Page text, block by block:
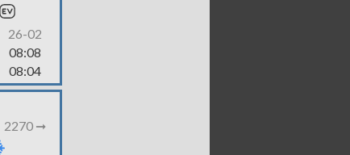
26-02
08:08
08:04
2270 ➞